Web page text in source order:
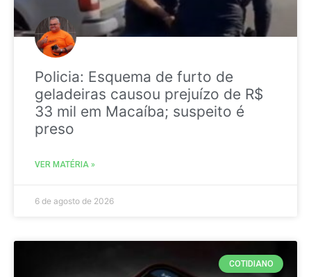
Policia: Esquema de furto de
geladeiras causou prejuízo de R$
33 mil em Macaíba; suspeito é
preso
VER MATÉRIA »
6 de agosto de 2026
COTIDIANO